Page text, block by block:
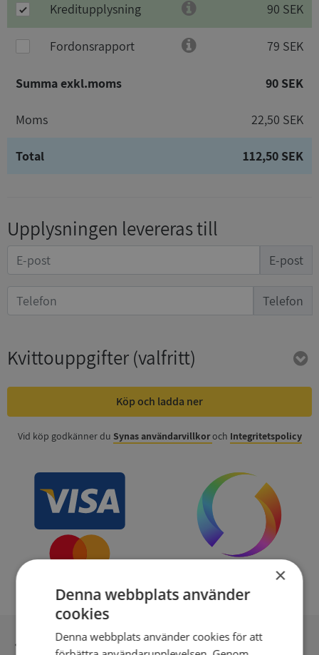
Kreditupplysning 90 SEK
Fordonsrapport 79 SEK
Summa exkl.moms 90 SEK
Moms 22,50 SEK
Total 112,50 SEK
Upplysningen levereras till
E-post
Telefon
Kvittouppgifter(valfritt)
Köp och ladda ner
Vid köp godkänner du Synas användarvillkoroch Integritetspolicy
Inga kopior till omfrågad
×
Denna webbplats använder
cookies
Denna webbplats använder cookies för att